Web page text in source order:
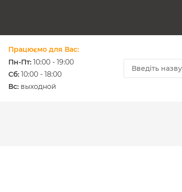
Працюємо для Вас:
Пн-Пт: 10:00 - 19:00
Cб: 10:00 - 18:00
Вс: выходной